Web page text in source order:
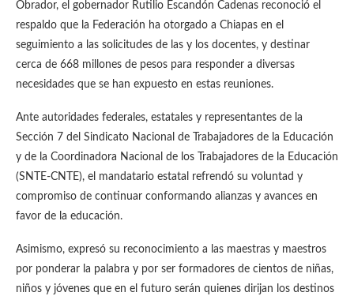
Obrador, el gobernador Rutilio Escandón Cadenas reconoció el
respaldo que la Federación ha otorgado a Chiapas en el
seguimiento a las solicitudes de las y los docentes, y destinar
cerca de 668 millones de pesos para responder a diversas
necesidades que se han expuesto en estas reuniones.
Ante autoridades federales, estatales y representantes de la
Sección 7 del Sindicato Nacional de Trabajadores de la Educación
y de la Coordinadora Nacional de los Trabajadores de la Educación
(SNTE-CNTE), el mandatario estatal refrendó su voluntad y
compromiso de continuar conformando alianzas y avances en
favor de la educación.
Asimismo, expresó su reconocimiento a las maestras y maestros
por ponderar la palabra y por ser formadores de cientos de niñas,
niños y jóvenes que en el futuro serán quienes dirijan los destinos